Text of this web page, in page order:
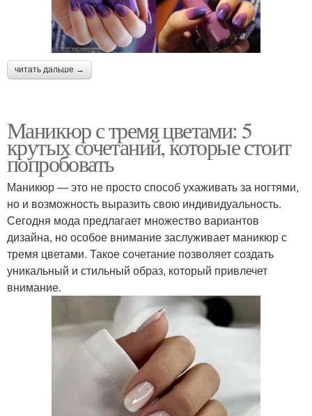
читать дальше →
Маникюр с тремя цветами: 5
крутых сочетаний, которые стоит
попробовать
Маникюр — это не просто способ ухаживать за ногтями,
но и возможность выразить свою индивидуальность.
Сегодня мода предлагает множество вариантов
дизайна, но особое внимание заслуживает маникюр с
тремя цветами. Такое сочетание позволяет создать
уникальный и стильный образ, который привлечет
внимание.